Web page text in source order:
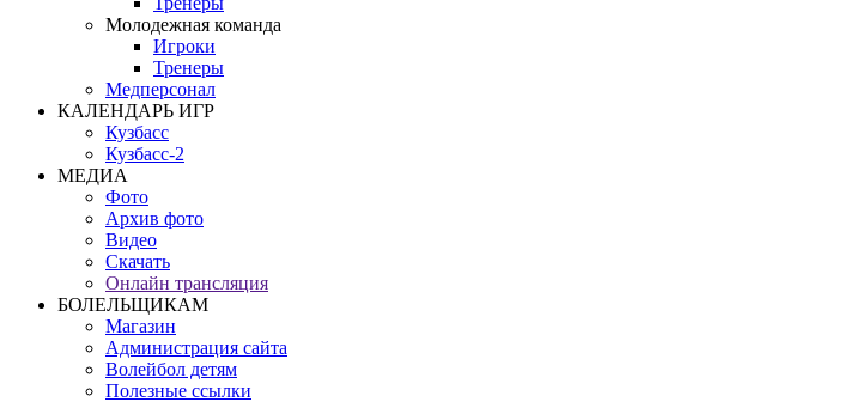
Молодежная команда
Игроки
Тренеры
Медперсонал
КАЛЕНДАРЬ ИГР
Кузбасс
Кузбасс-2
МЕДИА
Фото
Архив фото
Видео
Скачать
Онлайн трансляция
БОЛЕЛЬЩИКАМ
Магазин
Администрация сайта
Волейбол детям
Полезные ссылки